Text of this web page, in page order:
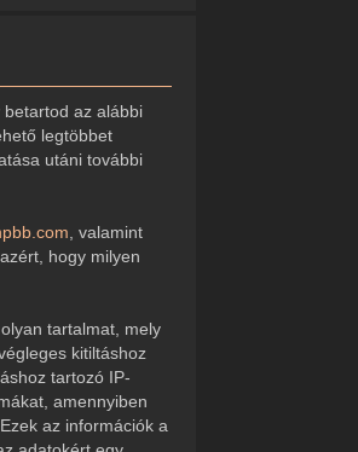
betartod az alábbi
legtöbbet
utáni további
, valamint
hogy milyen
tartalmat, mely
kitiltáshoz
tartozó IP-
amennyiben
az információk a